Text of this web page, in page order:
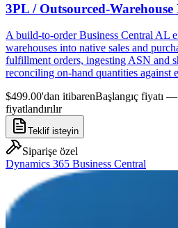
3PL / Outsourced-
A build-to-order Business Central AL
warehouses into native sales and
fulfillment orders, ingesting ASN and
reconciling on-hand quantities against
$499.00'dan itibarenBaşlangıç fiyatı —
fiyatlandırılır
Teklif isteyin
Siparişe özel
Dynamics 365 Business Central